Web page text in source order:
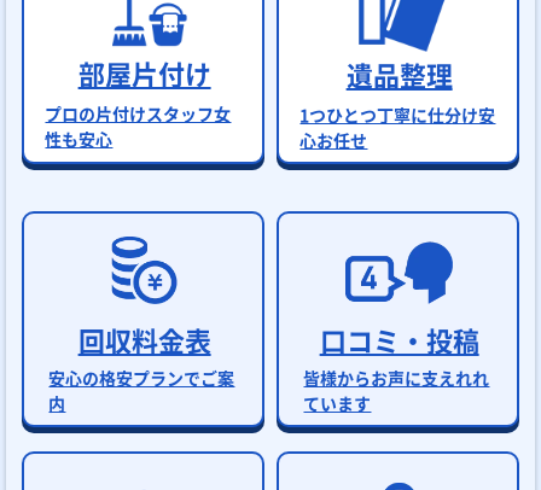
部屋片付け
プロの片付けスタッフ女
性も安心
遺品整理
1つひとつ丁寧に仕分け安
心お任せ
回収料金表
安心の格安プランでご案
内
口コミ・投稿
皆様からお声に支えれれ
ています